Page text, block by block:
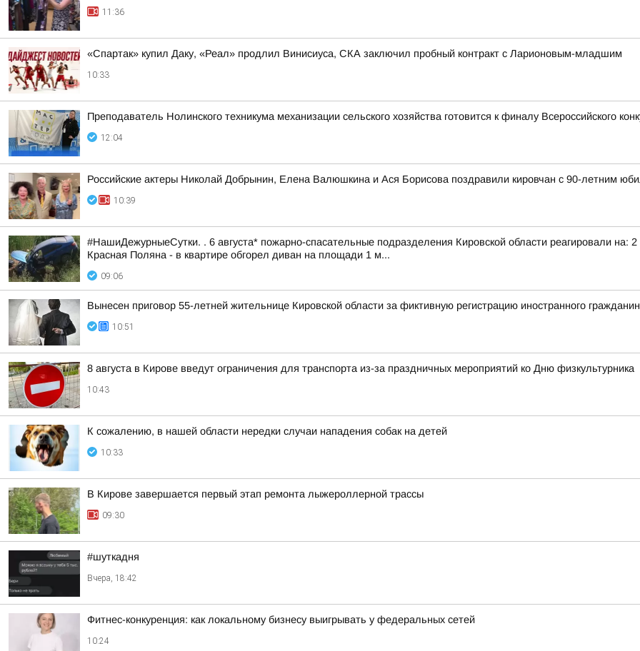
11:36
«Спартак» купил Даку, «Реал» продлил Винисиуса, СКА заключил пробный контракт с Ларионовым-младшим
10:33
Преподаватель Нолинского техникума механизации сельского хозяйства готовится к финалу Всероссийского
12:04
Российские актеры Николай Добрынин, Елена Валюшкина и Ася Борисова поздравили кировчан с 90-летним
10:39
#НашиДежурныеСутки. . 6 августа* пожарно-спасательные подразделения Кировской области реагировали на: 2
Красная Поляна - в квартире обгорел диван на площади 1 м...
09:06
Вынесен приговор 55-летней жительнице Кировской области за фиктивную регистрацию иностранного
10:51
8 августа в Кирове введут ограничения для транспорта из-за праздничных мероприятий ко Дню физкультурника
10:43
К сожалению, в нашей области нередки случаи нападения собак на детей
10:33
В Кирове завершается первый этап ремонта лыжероллерной трассы
09:30
#шуткадня
Вчера, 18:42
Фитнес-конкуренция: как локальному бизнесу выигрывать у федеральных сетей
10:24